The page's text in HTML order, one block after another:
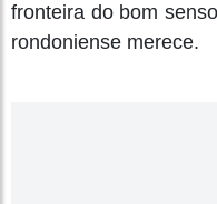
fronteira do bom
rondoniense merece.